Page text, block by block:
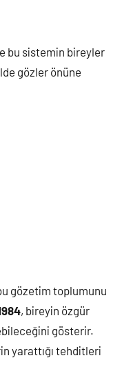
bu sistemin bireyler
gözler önüne
gözetim toplumunu
, bireyin özgür
gösterir.
yarattığı tehditleri